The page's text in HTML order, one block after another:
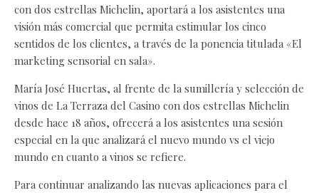
con dos estrellas Michelin, aportará a los asistentes una
visión más comercial que permita estimular los cinco
sentidos de los clientes, a través de la ponencia titulada «El
marketing sensorial en sala».
María José Huertas, al frente de la sumillería y selección de
vinos de La Terraza del Casino con dos estrellas Michelin
desde hace 18 años, ofrecerá a los asistentes una sesión
especial en la que analizará el nuevo mundo vs el viejo
mundo en cuanto a vinos se refiere.
Para continuar analizando las nuevas aplicaciones para el